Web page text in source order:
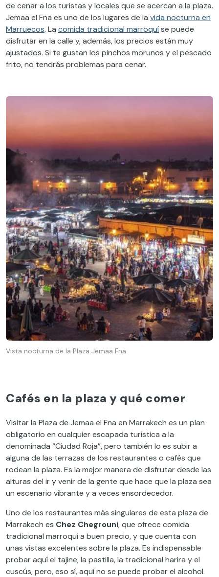
de cenar a los turistas y locales que se acercan a la plaza.
Jemaa el Fna es uno de los lugares de la vida nocturna en
Marruecos. La comida tradicional marroquíse puede
disfrutar en la calle y, además, los precios están muy
ajustados. Si te gustan los pinchos morunos y el pescado
frito, no tendrás problemas para cenar.
Vista nocturna de la Plaza Jemaa Fna
Cafés en la plaza y qué comer
Visitar la Plaza de Jemaa el Fna en Marrakech es un plan
obligatorio en cualquier escapada turística a la
denominada “Ciudad Roja”, pero también lo es subir a
alguna de las terrazas de los restaurantes o cafés que
rodean la plaza. Es la mejor manera de disfrutar desde las
alturas del ir y venir de la gente que hace que la plaza sea
un escenario vibrante y a veces ensordecedor.
Uno de los restaurantes más singulares de esta plaza de
Marrakech es Chez Chegrouni, que ofrece comida
tradicional marroquí a buen precio, y que cuenta con
unas vistas excelentes sobre la plaza. Es indispensable
probar aquí el tajine, la pastilla, la tradicional harira y el
cuscús, pero, eso sí, aquí no se puede probar el alcohol.